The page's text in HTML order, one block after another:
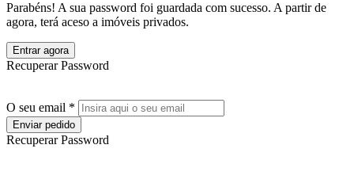
Parabéns! A sua password foi guardada com sucesso. A partir de
agora, terá aceso a imóveis privados.
Entrar agora
Recuperar Password
O seu email *
Enviar pedido
Recuperar Password